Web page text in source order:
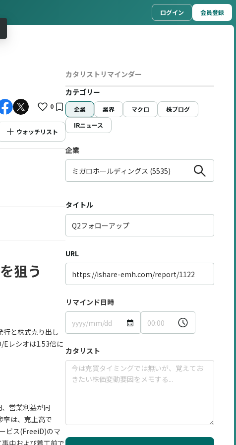
ログイン 会員登録
0
ウォッチリスト
狙う
と株式売り出し
Eレシオは1.53倍に
営業利益が同
率は、売上高で
ビス(FreeiD)のマ
中および着工前で
カタリストリマインダー
カテゴリー
企業 業界 マクロ
株ブログ
IRニュース
企業
タイトル
URL
リマインド日時
カタリスト